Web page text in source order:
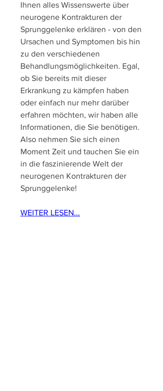
Ihnen alles Wissenswerte über
neurogene Kontrakturen der
Sprunggelenke erklären - von den
Ursachen und Symptomen bis hin
zu den verschiedenen
Behandlungsmöglichkeiten. Egal,
ob Sie bereits mit dieser
Erkrankung zu kämpfen haben
oder einfach nur mehr darüber
erfahren möchten, wir haben alle
Informationen, die Sie benötigen.
Also nehmen Sie sich einen
Moment Zeit und tauchen Sie ein
in die faszinierende Welt der
neurogenen Kontrakturen der
Sprunggelenke!
WEITER LESEN...